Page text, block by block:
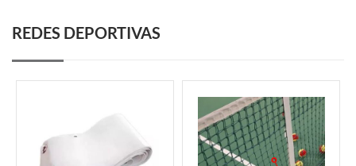
REDES DEPORTIVAS